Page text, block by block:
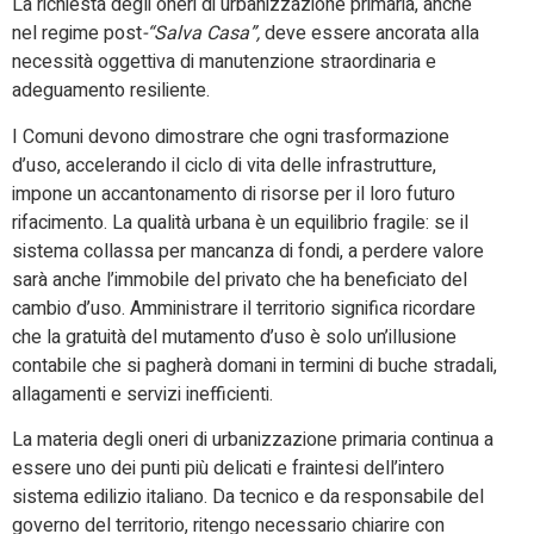
nel regime post-“Salva Casa”,deve essere ancorata alla
necessità oggettiva di manutenzione straordinaria e
adeguamento resiliente.
I Comuni devono dimostrare che ogni trasformazione
d’uso, accelerando il ciclo di vita delle infrastrutture,
impone un accantonamento di risorse per il loro futuro
rifacimento. La qualità urbana è un equilibrio fragile: se il
sistema collassa per mancanza di fondi, a perdere valore
sarà anche l’immobile del privato che ha beneficiato del
cambio d’uso. Amministrare il territorio significa ricordare
che la gratuità del mutamento d’uso è solo un’illusione
contabile che si pagherà domani in termini di buche stradali,
allagamenti e servizi inefficienti.
La materia degli oneri di urbanizzazione primaria continua a
essere uno dei punti più delicati e fraintesi dell’intero
sistema edilizio italiano. Da tecnico e da responsabile del
governo del territorio, ritengo necessario chiarire con